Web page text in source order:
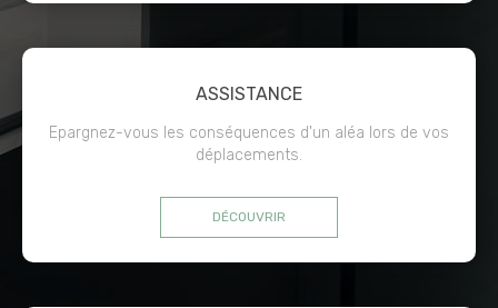
ASSISTANCE
Epargnez-vous les conséquences d'un aléa lors de vos
déplacements.
DÉCOUVRIR